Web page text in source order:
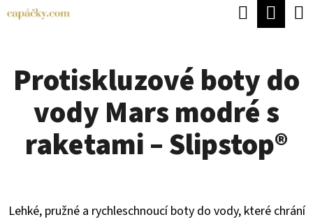
Přejít
Hledat
Protiskluzové boty do
vody Mars modré s
raketami – Slipstop®
Lehké, pružné a rychleschnoucí boty do vody, které chrání
K
C
Ř